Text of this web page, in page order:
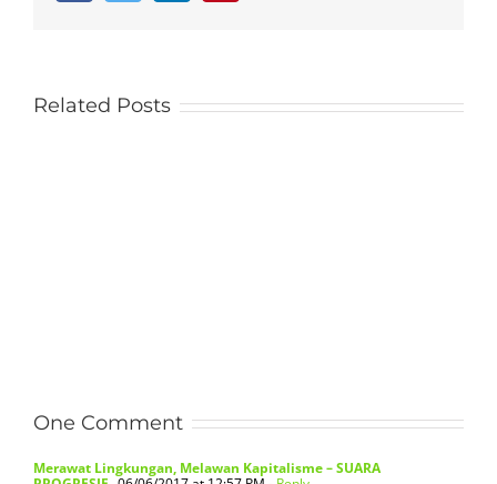
Related Posts
One Comment
Merawat Lingkungan, Melawan Kapitalisme – SUARA